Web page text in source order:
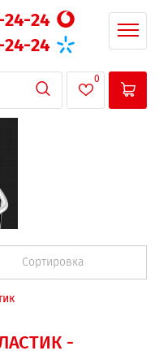
24-24
24-24
0
Сортировка
-